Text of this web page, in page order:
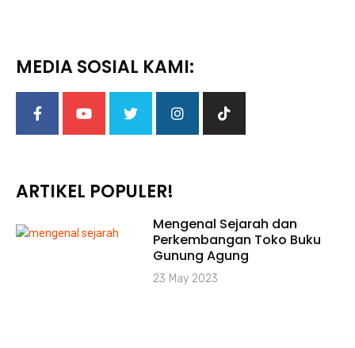
MEDIA SOSIAL KAMI:
ARTIKEL POPULER!
Mengenal Sejarah dan
Perkembangan Toko Buku
Gunung Agung
23 May 2023